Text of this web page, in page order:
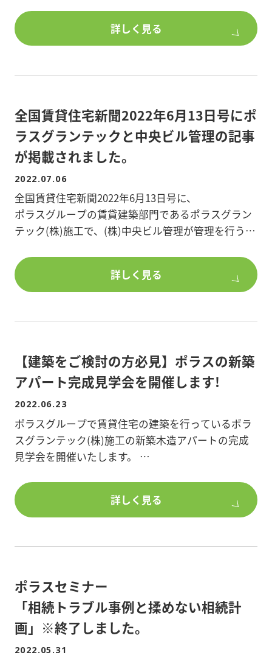
しかも金利手数料は0%!!で工事ができます。
せください。
期間中のホームページへのお問合せにつきまして
は、8/18(木)以降でのご返答となります。
大変ご迷惑をお掛け致しますが、何卒よろしくお願
詳しく見る
全国賃貸住宅新聞2022年6月13日号にポ
ラスグランテックと中央ビル管理の記事
が掲載されました。
2022.07.06
全国賃貸住宅新聞2022年6月13日号に、
ポラスグループの賃貸建築部門であるポラスグラン
テック(株)施工で、(株)中央ビル管理が管理を行う
した。
【ディーオリザイア】は築年数の経過したアパート
ぜひご一読ください。
詳しく見る
【建築をご検討の方必見】ポラスの新築
アパート完成見学会を開催します!
2022.06.23
ポラスグループで賃貸住宅の建築を行っているポラ
スグランテック(株)施工の新築木造アパートの完成
見学会を開催いたします。
◆開催日時◆
2022年7月9日(土)10:00～16:00
◆場所◆
★☆物件特徴☆★
ペットと暮らす「ペット共生型賃貸住宅」
詳しく見る
ポラスセミナー
「相続トラブル事例と揉めない相続計
画」※終了しました。
2022.05.31